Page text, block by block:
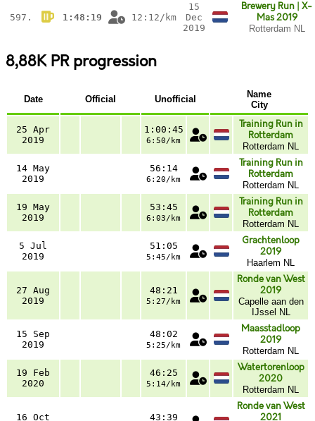
597. 1:48:19 12:12/km
15
Dec
2019
Brewery Run | X-
Mas 2019
Rotterdam NL
8,88K PR progression
Date Official Unofficial
Name
City
25 Apr
2019
1:00:45
6:50/km
Training Run in
Rotterdam
Rotterdam NL
14 May
2019
56:14
6:20/km
Training Run in
Rotterdam
Rotterdam NL
19 May
2019
53:45
6:03/km
Training Run in
Rotterdam
Rotterdam NL
5 Jul
2019
51:05
5:45/km
Grachtenloop
2019
Haarlem NL
27 Aug
2019
48:21
5:27/km
Ronde van West
2019
Capelle aan den
IJssel NL
15 Sep
2019
48:02
5:25/km
Maasstadloop
2019
Rotterdam NL
19 Feb
2020
46:25
5:14/km
Watertorenloop
2020
Rotterdam NL
16 Oct
43:39
Ronde van West
2021